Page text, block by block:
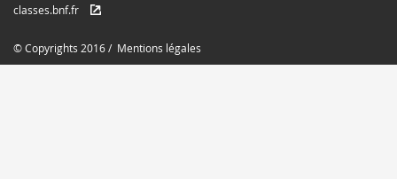
classes.bnf.fr
© Copyrights 2016 / Mentions légales